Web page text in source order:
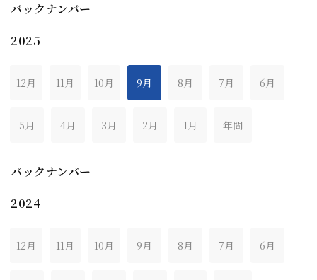
バックナンバー
2025
12月 11月 10月 9月 8月 7月 6月
5月 4月 3月 2月 1月 年間
バックナンバー
2024
12月 11月 10月 9月 8月 7月 6月